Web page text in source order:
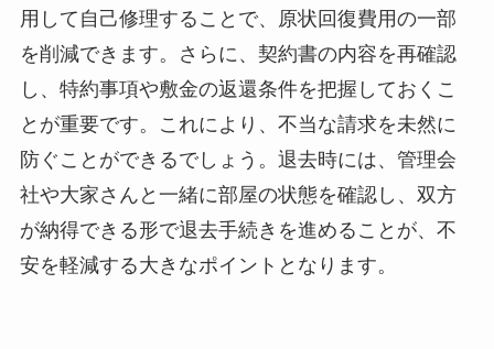
用して自己修理することで、原状回復費用の一部
を削減できます。さらに、契約書の内容を再確認
し、特約事項や敷金の返還条件を把握しておくこ
とが重要です。これにより、不当な請求を未然に
防ぐことができるでしょう。退去時には、管理会
社や大家さんと一緒に部屋の状態を確認し、双方
が納得できる形で退去手続きを進めることが、不
安を軽減する大きなポイントとなります。